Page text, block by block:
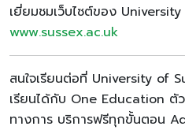
เยี่ยมชมเว็บไซต์ของ
www.sussex.ac.uk
สนใจเรียนต่อที่ University of
เรียนได้กับ One Education ตั
ทางการ บริการฟรีทุกขั้นตอน